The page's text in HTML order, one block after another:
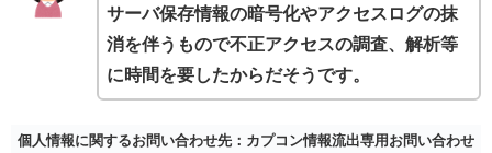
サーバ保存情報の暗号化やアクセスログの抹
消を伴うもので不正アクセスの調査、解析等
に時間を要したからだそうです。
個人情報に関するお問い合わせ先：カプコン情報流出専用お問い合わせ